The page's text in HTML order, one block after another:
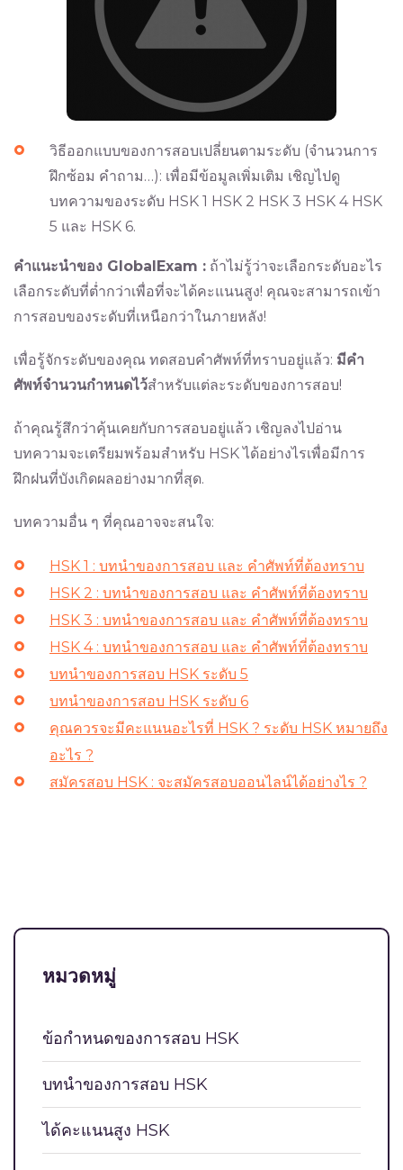
วิธีออกแบบของการสอบเปลี่ยนตามระดับ (จำนวนการ
ฝึกซ้อม คำถาม…): เพื่อมีข้อมูลเพิ่มเติม เชิญไปดู
บทความของระดับ HSK 1 HSK 2 HSK 3 HSK 4 HSK
5 และ HSK 6.
คำแนะนำของ GlobalExam : ถ้าไม่รู้ว่าจะเลือกระดับอะไร
เลือกระดับที่ต่ำกว่าเพื่อที่จะได้คะแนนสูง! คุณจะสามารถเข้า
การสอบของระดับที่เหนือกว่าในภายหลัง!
เพื่อรู้จักระดับของคุณ ทดสอบคำศัพท์ที่ทราบอยู่แล้ว: มีคำ
ศัพท์จำนวนกำหนดไว้สำหรับแต่ละระดับของการสอบ!
ถ้าคุณรู้สึกว่าคุ้นเคยกับการสอบอยู่แล้ว เชิญลงไปอ่าน
บทความจะเตรียมพร้อมสำหรับ HSK ได้อย่างไรเพื่อมีการ
ฝึกฝนที่บังเกิดผลอย่างมากที่สุด.
บทความอื่น ๆ ที่คุณอาจจะสนใจ:
HSK 1 : บทนำของการสอบ และ คำศัพท์ที่ต้องทราบ
HSK 2 : บทนำของการสอบ และ คำศัพท์ที่ต้องทราบ
HSK 3 : บทนำของการสอบ และ คำศัพท์ที่ต้องทราบ
HSK 4 : บทนำของการสอบ และ คำศัพท์ที่ต้องทราบ
บทนำของการสอบ HSK ระดับ 5
บทนำของการสอบ HSK ระดับ 6
คุณควรจะมีคะแนนอะไรที่ HSK ? ระดับ HSK หมายถึง
อะไร ?
สมัครสอบ HSK : จะสมัครสอบออนไลน์ได้อย่างไร ?
หมวดหมู่
ข้อกำหนดของการสอบ HSK
บท​นำ​ของการ​สอบ HSK
ได้คะแนนสูง HSK